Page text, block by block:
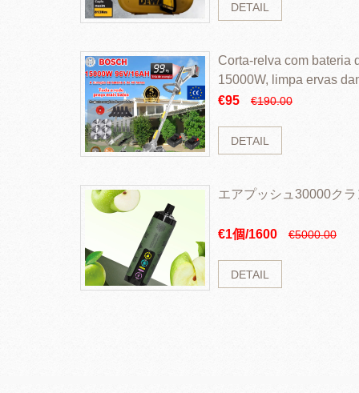
DETAIL
Corta-relva com bateria
15000W, limpa ervas
rapidamente
€95 €190.00
DETAIL
エアプッシュ30000ク
€1個/1600 €5000.00
DETAIL